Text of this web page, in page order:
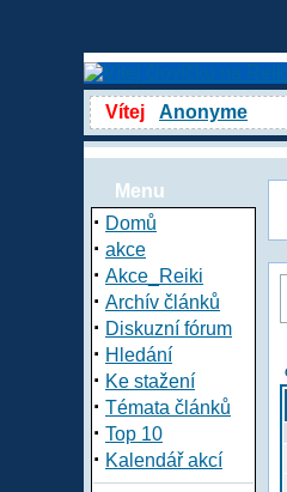
Vítej Anonyme
Menu
· Domů
· akce
· Akce_Reiki
· Archív článků
· Diskuzní fórum
· Hledání
· Ke stažení
· Témata článků
· Top 10
· Kalendář akcí